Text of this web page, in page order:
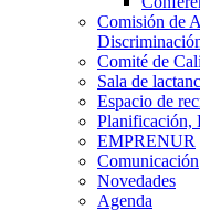
Comisión de
Comité de
Sala de
Espacio de
Planificación,
EMPRENUR
Comunicación
Novedades
Agenda